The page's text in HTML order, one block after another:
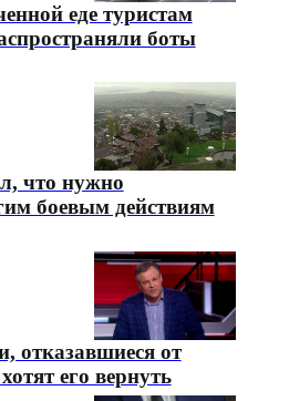
еде туристам
боты
что нужно
боевым действиям
отказавшиеся от
его вернуть